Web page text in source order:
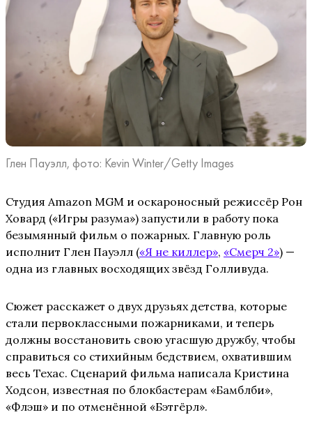
Глен Пауэлл, фото: Kevin Winter/Getty Images
Студия Amazon MGM и оскароносный режиссёр Рон
Ховард («Игры разума») запустили в работу пока
безымянный фильм о пожарных. Главную роль
исполнит Глен Пауэлл («Я не киллер», «Смерч 2») —
одна из главных восходящих звёзд Голливуда.
Сюжет расскажет о двух друзьях детства, которые
стали первоклассными пожарниками, и теперь
должны восстановить свою угасшую дружбу, чтобы
справиться со стихийным бедствием, охватившим
весь Техас. Сценарий фильма написала Кристина
Ходсон, известная по блокбастерам «Бамблби»,
«Флэш» и по отменённой «Бэтгёрл».